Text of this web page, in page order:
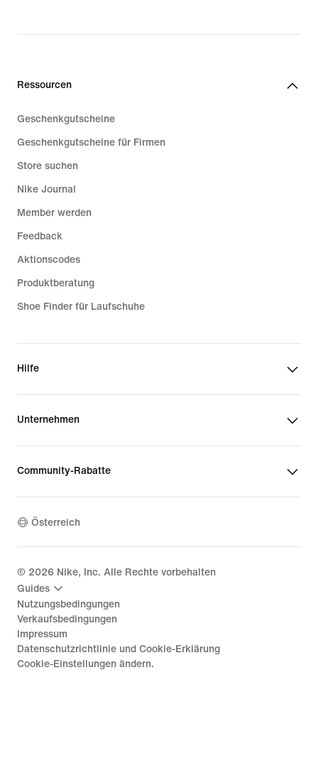
Ressourcen
Geschenkgutscheine
Geschenkgutscheine für Firmen
Store suchen
Nike Journal
Member werden
Feedback
Aktionscodes
Produktberatung
Shoe Finder für Laufschuhe
Hilfe
Unternehmen
Community-Rabatte
Österreich
© 2026 Nike, Inc. Alle Rechte vorbehalten
Guides
Nutzungsbedingungen
Verkaufsbedingungen
Impressum
Datenschutzrichtlinie und Cookie-Erklärung
Cookie-Einstellungen ändern.